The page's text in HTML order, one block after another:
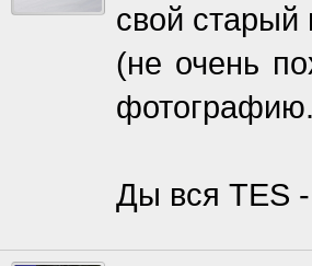
свой
(не очень
Ды вся TES -